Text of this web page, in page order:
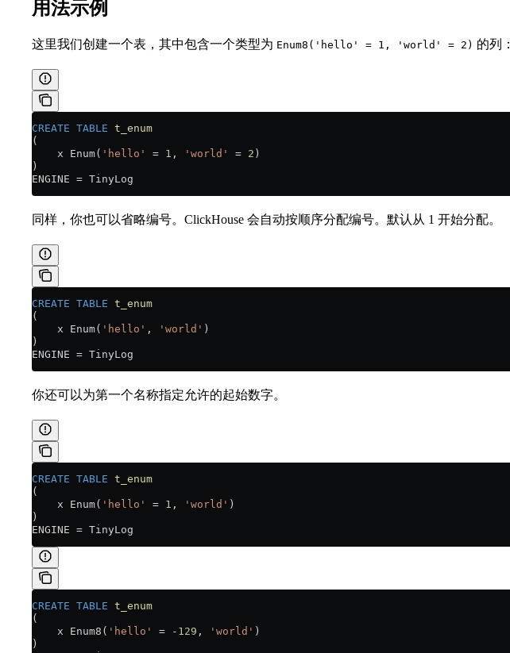
用法示例
这里我们创建一个表，其中包含一个类型为 Enum8('hello' = 1, 'world' = 2) 的列：
CREATE TABLE t_enum
(
    x Enum(
'hello' = 1 , 'world' = 2 )
)
ENGINE = TinyLog
同样，你也可以省略编号。ClickHouse 会自动按顺序分配编号。默认从 1 开始分配。
CREATE TABLE t_enum
(
    x Enum(
'hello' , 'world' )
)
ENGINE = TinyLog
你还可以为第一个名称指定允许的起始数字。
CREATE TABLE t_enum
(
    x Enum(
'hello' = 1 , 'world' )
)
ENGINE = TinyLog
CREATE TABLE t_enum
(
    x Enum8(
'hello' = - 129 , 'world' )
)